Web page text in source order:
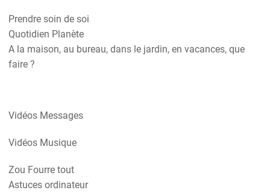
Prendre soin de soi
Quotidien Planète
A la maison, au bureau, dans le jardin, en vacances, que
faire ?
Vidéos Messages
Vidéos Musique
Zou Fourre tout
Astuces ordinateur